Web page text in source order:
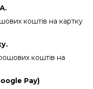
коштів на картку
коштів на
Pay)